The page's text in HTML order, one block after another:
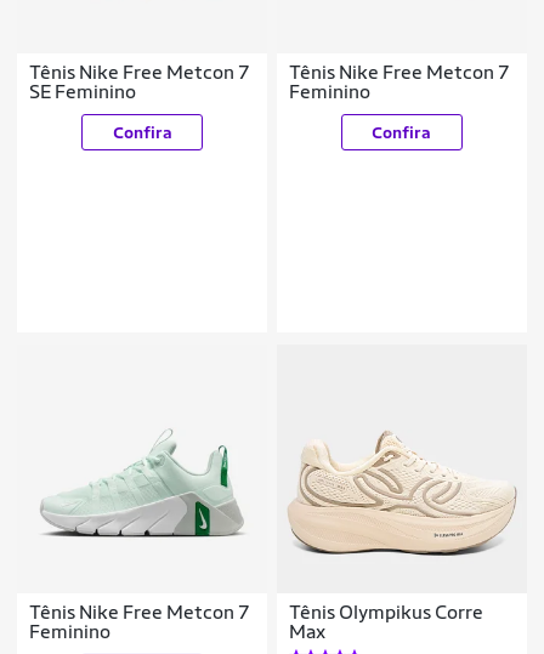
Tênis Nike Free Metcon 7
SE Feminino
Confira
Tênis Nike Free Metcon 7
Feminino
Confira
Tênis Nike Free Metcon 7
Feminino
Tênis Olympikus Corre
Max